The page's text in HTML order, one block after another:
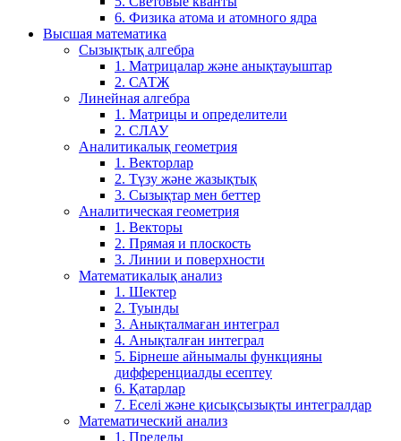
6. Физика атома и атомного ядра
Высшая математика
Сызықтық алгебра
1. Матрицалар және анықтауыштар
2. САТЖ
Линейная алгебра
1. Матрицы и определители
2. СЛАУ
Аналитикалық геометрия
1. Векторлар
2. Түзу және жазықтық
3. Сызықтар мен беттер
Аналитическая геометрия
1. Векторы
2. Прямая и плоскость
3. Линии и поверхности
Математикалық анализ
1. Шектер
2. Туынды
3. Анықталмаған интеграл
4. Анықталған интеграл
5. Бірнеше айнымалы функцияны
дифференциалды есептеу
6. Қатарлар
7. Еселі және қисықсызықты интегралдар
Математический анализ
1. Пределы